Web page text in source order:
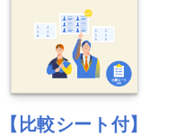
【比較シート付】